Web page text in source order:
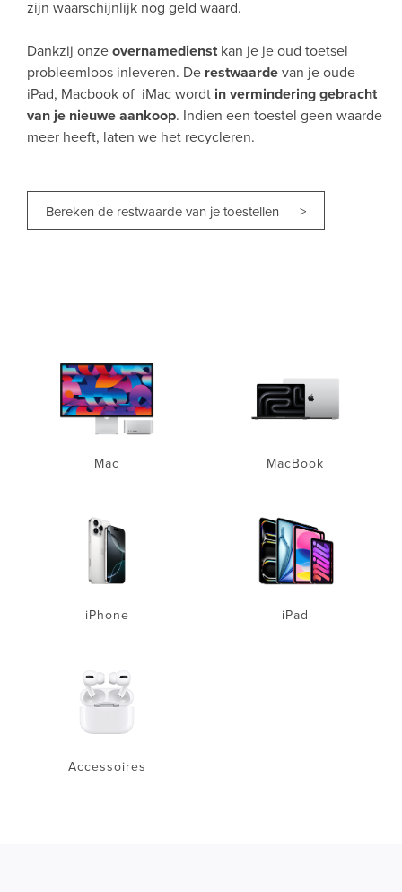
zijn waarschijnlijk nog geld waard.
Dankzij onzeovernamedienstkan je je oud toetsel
probleemloos inleveren. De restwaardevan je oude
iPad, Macbook of iMac wordt in vermindering gebracht
van je nieuwe aankoop. Indien een toestel geen waarde
meer heeft, laten we het recycleren.
Bereken de restwaarde van je toestellen >
Mac MacBook
iPhone iPad
Accessoires